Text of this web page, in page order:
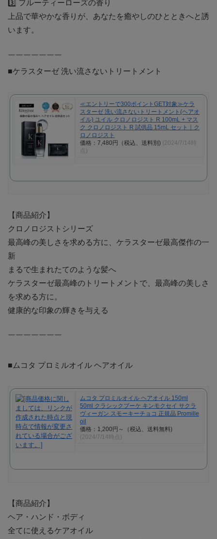
3️⃣ フルーティーローズの香り
上品で華やかな香りが、あなたを癒やしのひとときへと誘
います。
￣￣￣￣￣￣￣
■ケラスターゼ 洗い流さないトリートメント
≪エントリーで300ポイントGET対象≫ケラ
スターゼ 洗い流さないトリートメント(ヘアオ
イル) ユイル クロノロジスト R 100mL + マス
ク クロノロジスト R 試供品 15mL セット｜ク
ロノロジスト
価格：7,480円（税込、送料別) (2024/7/14時
点)
【商品紹介】
クロノロジストシリーズ
最高峰の美しさを求める方に、ケラスターゼ最高傑作の一
新
まるで生まれたてのような髪へ
ケラスターゼ最高峰のトリートメントで、最高峰の美しさ
を求める方に。
健康的な印象の輝きを与える
￣￣￣￣￣￣￣
■ムコタ プロミルオイル ヘアオイル
ムコタ プロミルオイル ヘアオイル 150ml
50ml クラシックブーケ キンモクセイ サクラ
ヴィーガン スモーキーチョコ 正規品 Promille
oil
価格：1,200円～（税込、送料無料)
(2024/7/14時点)
【商品紹介】
ヘア・ハンド・ボディ
全てに使えるケアオイル